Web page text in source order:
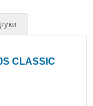
CLASSIC